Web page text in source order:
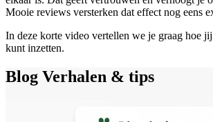
Mooie reviews versterken dat effect nog eens
In deze korte video vertellen we je graag hoe
kunt inzetten.
Blog Verhalen & tips